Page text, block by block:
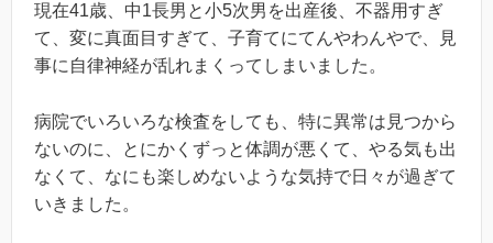
現在41歳、中1長男と小5次男を出産後、不器用すぎ
て、変に真面目すぎて、子育てにてんやわんやで、見
事に自律神経が乱れまくってしまいました。
病院でいろいろな検査をしても、特に異常は見つから
ないのに、とにかくずっと体調が悪くて、やる気も出
なくて、なにも楽しめないような気持で日々が過ぎて
いきました。